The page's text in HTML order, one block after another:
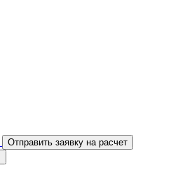
Отправить заявку на расчет